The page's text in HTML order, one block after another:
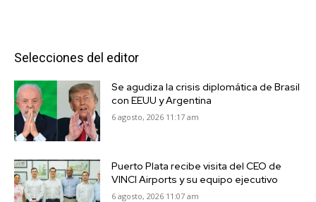
Selecciones del editor
Se agudiza la crisis diplomática de Brasil
con EEUU y Argentina
6 agosto, 2026 11:17 am
Puerto Plata recibe visita del CEO de
VINCI Airports y su equipo ejecutivo
6 agosto, 2026 11:07 am